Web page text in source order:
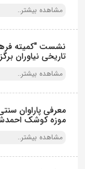
مشاهده بیشتر..
نشست "کمیته
تاریخی نیاوران
مشاهده بیشتر..
معرفی پاراوان
موزه کوشک
مشاهده بیشتر..